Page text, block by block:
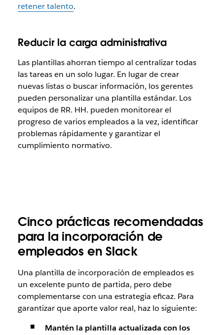
retener talento.
Reducir la carga administrativa
Las plantillas ahorran tiempo al centralizar todas
las tareas en un solo lugar. En lugar de crear
nuevas listas o buscar información, los gerentes
pueden personalizar una plantilla estándar. Los
equipos de RR. HH. pueden monitorear el
progreso de varios empleados a la vez, identificar
problemas rápidamente y garantizar el
cumplimiento normativo.
Cinco prácticas recomendadas
para la incorporación de
empleados en Slack
Una plantilla de incorporación de empleados es
un excelente punto de partida, pero debe
complementarse con una estrategia eficaz. Para
garantizar que aporte valor real, haz lo siguiente:
Mantén la plantilla actualizada con los